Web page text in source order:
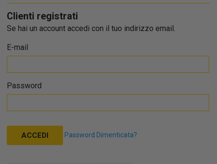
Clienti registrati
Se hai un account accedi con il tuo indirizzo email.
E-mail
Password
ACCEDI Password Dimenticata?